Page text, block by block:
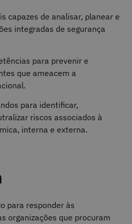
capazes de analisar, planear e
integradas de segurança
para prevenir e
que ameacem a
para identificar,
riscos associados à
interna e externa.
para responder às
organizações que procuram